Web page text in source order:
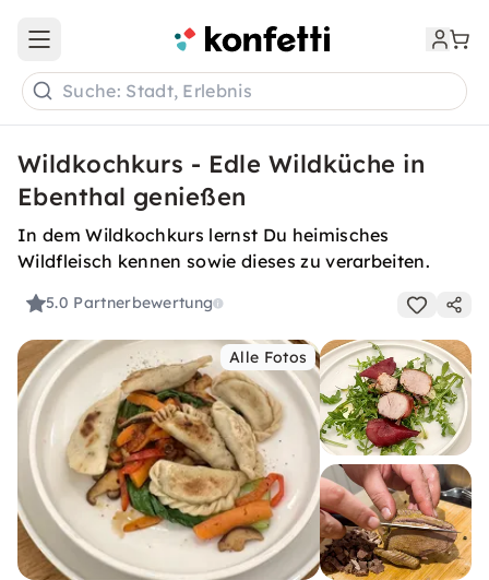
Open main menu
Suche: Stadt, Erlebnis
Wildkochkurs - Edle Wildküche in
Ebenthal genießen
In dem Wildkochkurs lernst Du heimisches
Wildfleisch kennen sowie dieses zu verarbeiten.
5.0 Partnerbewertung
Alle Fotos